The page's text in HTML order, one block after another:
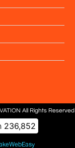
All Rights Reserved
236,852